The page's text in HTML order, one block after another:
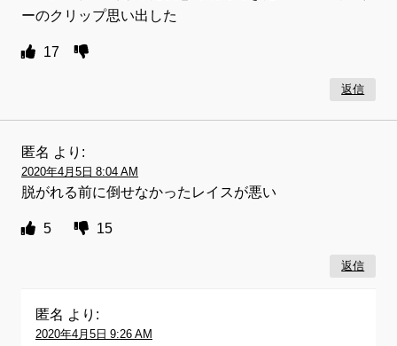
ーのクリップ思い出した
17
返信
匿名 より:
2020年4月5日 8:04 AM
脱がれる前に倒せなかったレイスが悪い
5 15
返信
匿名 より:
2020年4月5日 9:26 AM